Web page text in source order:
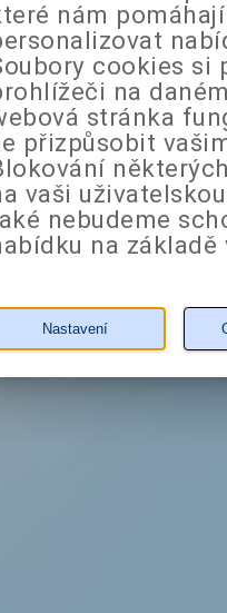
nám
cookies si
na
stránka
přizpůsobit
vaši
nebudeme
na
Nastavení